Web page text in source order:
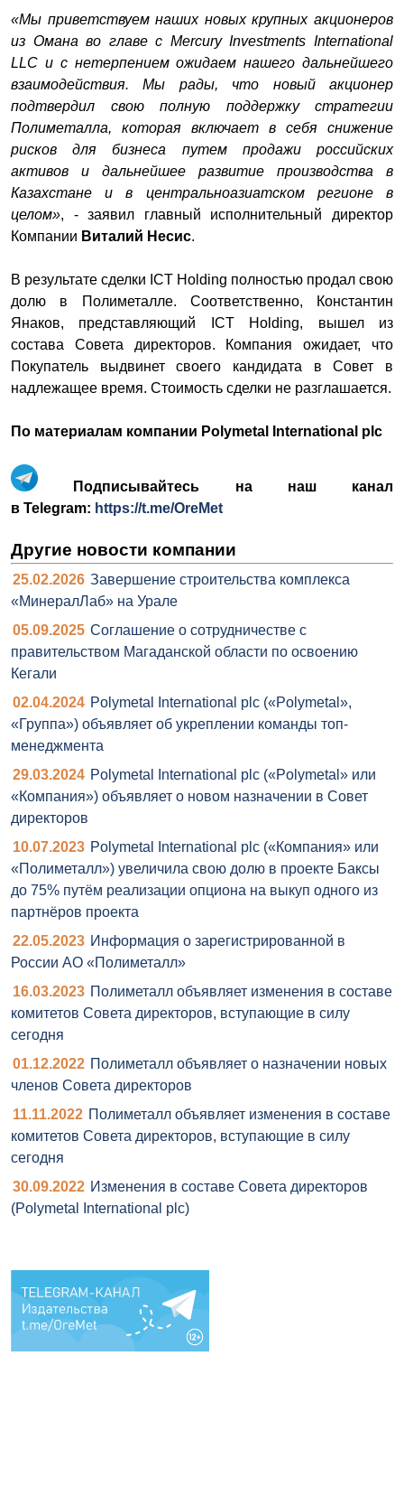
«Мы приветствуем наших новых крупных акционеров
из Омана во главе с Mercury Investments International
LLC и с нетерпением ожидаем нашего дальнейшего
взаимодействия. Мы рады, что новый акционер
подтвердил свою полную поддержку стратегии
Полиметалла, которая включает в себя снижение
рисков для бизнеса путем продажи российских
активов и дальнейшее развитие производства в
Казахстане и в центральноазиатском регионе в
целом», - заявил главный исполнительный директор
Компании Виталий Несис.
В результате сделки ICT Holding полностью продал свою
долю в Полиметалле. Соответственно, Константин
Янаков, представляющий ICT Holding, вышел из
состава Совета директоров. Компания ожидает, что
Покупатель выдвинет своего кандидата в Совет в
надлежащее время. Стоимость сделки не разглашается.
По материалам компании Polymetal International plc
Подписывайтесь на наш канал
в Telegram: https://t.me/OreMet
Другие новости компании
25.02.2026 Завершение строительства комплекса
«МинералЛаб» на Урале
05.09.2025 Соглашение о сотрудничестве с
правительством Магаданской области по освоению
Кегали
02.04.2024 Polymetal International plc («Polymetal»,
«Группа») объявляет об укреплении команды топ-
менеджмента
29.03.2024 Polymetal International plc («Polymetal» или
«Компания») объявляет о новом назначении в Совет
директоров
10.07.2023 Polymetal International plc («Компания» или
«Полиметалл») увеличила свою долю в проекте Баксы
до 75% путём реализации опциона на выкуп одного из
партнёров проекта
22.05.2023 Информация о зарегистрированной в
России АО «Полиметалл»
16.03.2023 Полиметалл объявляет изменения в составе
комитетов Совета директоров, вступающие в силу
сегодня
01.12.2022 Полиметалл объявляет о назначении новых
членов Совета директоров
11.11.2022 Полиметалл объявляет изменения в составе
комитетов Совета директоров, вступающие в силу
сегодня
30.09.2022 Изменения в составе Совета директоров
(Polymetal International plc)